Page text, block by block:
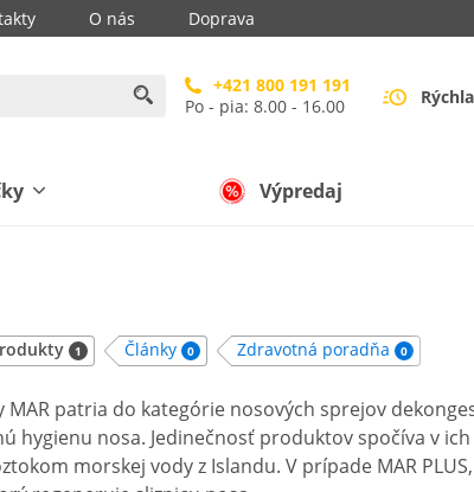
O nás Doprava
+421 800 191 191
Po - pia: 8.00 - 16.00
Výpredaj
1 Články 0 Zdravotná poradňa 0
MAR patria do kategórie nosových sprejov
hygienu nosa. Jedinečnosť produktov spočíva v
morskej vody z Islandu. V prípade MAR